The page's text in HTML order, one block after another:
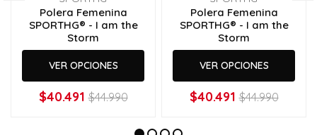
Polera Femenina
SPORTHG® - I am the
Storm
VER OPCIONES
$40.491 $44.990
Polera Femenina
SPORTHG® - I am the
Storm
VER OPCIONES
$40.491 $44.990